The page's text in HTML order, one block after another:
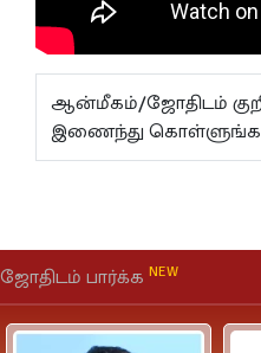
ஆன்மீகம்/ஜோதிடம்
இணைந்து
ஜோதிடம் பார்க்க NEW